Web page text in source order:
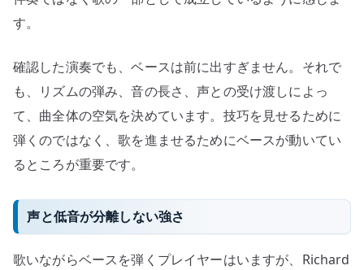
す。
確認した演奏でも、ベースは前に出すぎません。それで
も、リズムの弾み、音の長さ、声との受け渡しによっ
て、曲全体の空気を決めています。技巧を見せるために
弾くのではなく、歌を進ませるためにベースが動いてい
るところが重要です。
声と低音が分離しない強さ
歌いながらベースを弾くプレイヤーはいますが、Richard